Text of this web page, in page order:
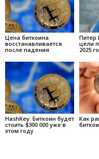
Цена биткоина
восстанавливается
после падения
Питер
цели
2025
HashKey: Биткоин будет
стоить $300 000 уже в
этом году
Как